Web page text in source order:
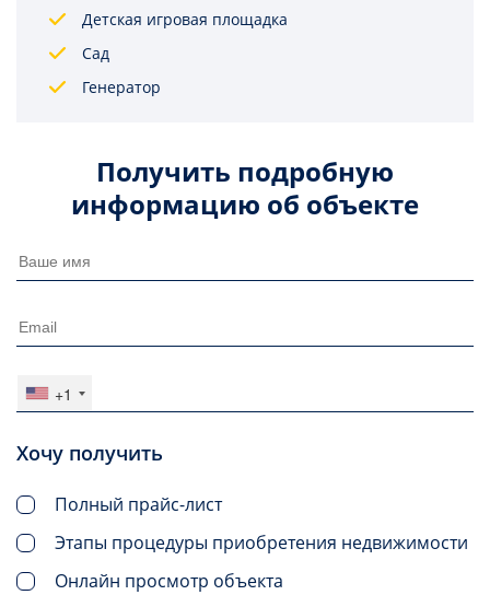
Детская игровая площадка
Сад
Генератор
Получить подробную
информацию об объекте
+1
Хочу получить
Полный прайс-лист
Этапы процедуры приобретения недвижимости
Онлайн просмотр объекта